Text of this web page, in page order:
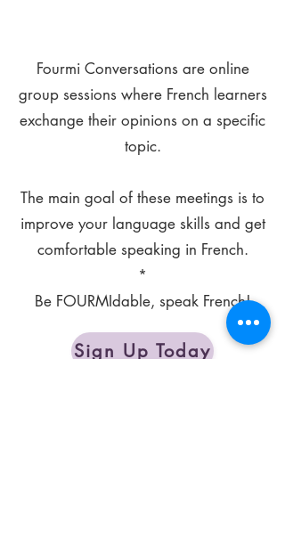
Fourmi Conversations are online
group sessions where French learners
exchange their opinions on a specific
topic.
The main goal of these meetings is to
improve your language skills and get
comfortable speaking in French.
*
Be FOURMIdable, speak French!
Sign Up Today